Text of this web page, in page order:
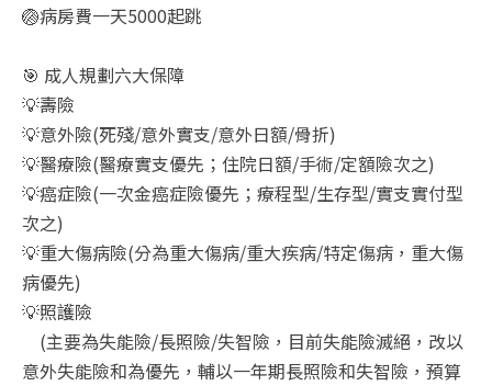
🏐病房費一天5000起跳
🎯 成人規劃六大保障
💡壽險
💡意外險(死殘/意外實支/意外日額/骨折)
💡醫療險(醫療實支優先；住院日額/手術/定額險次之)
💡癌症險(一次金癌症險優先；療程型/生存型/實支實付型
次之)
💡重大傷病險(分為重大傷病/重大疾病/特定傷病，重大傷
病優先)
💡照護險
(主要為失能險/長照險/失智險，目前失能險滅絕，改以
意外失能險和為優先，輔以一年期長照險和失智險，預算